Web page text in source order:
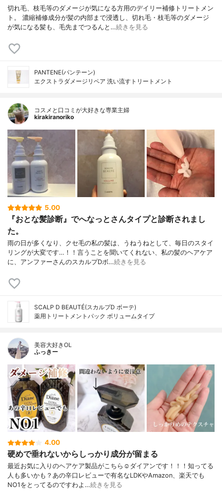
切れ毛、枝毛等のダメージが気になる方用のデイリー補修トリートメン
ト。 濃縮補修成分が髪の内部まで浸透し、切れ毛・枝毛等のダメージ
が気になる髪も、毛先までつるんと…続きを見る
PANTENE(パンテーン)
エクストラダメージリペア 洗い流すトリートメント
コスメと口コミが大好きな専業主婦
kirakiranoriko
5.00
『おとな髪診断』でへなっとさんタイプと診断されまし
た。
雨の日が多くなり、クセ毛の私の髪は、うねうねとして、毎日のスタイ
リングが大変です…！！言うことを聞いてくれない、私の髪のヘアケア
に、アンファーさんのスカルプDボ…続きを見る
SCALP D BEAUTÉ(スカルプD ボーテ)
薬用トリートメントパック ボリュームタイプ
美容大好きOL
ふっきー
4.00
硬めで垂れないからしっかり成分が留まる
最近お気に入りのヘアケア製品がこちら☺️ダイアンです！！！知ってる
人も多いかも？あの辛口レビューで有名なLDKやAmazon、楽天でも
NO1をとってるのですわよ…続きを見る